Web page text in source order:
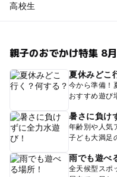
高校生
親子のおでかけ特集 8月
夏休みどこ
今から準備！
おすすめ遊び
暑さに負け
年齢別や人気
子ども大満足
雨でも遊べ
全天候型スポ